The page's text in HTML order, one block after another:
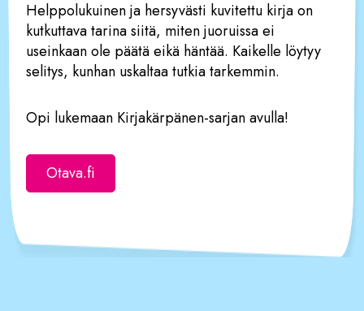
Helppolukuinen ja hersyvästi kuvitettu kirja on
kutkuttava tarina siitä, miten juoruissa ei
useinkaan ole päätä eikä häntää. Kaikelle löytyy
selitys, kunhan uskaltaa tutkia tarkemmin.
Opi lukemaan Kirjakärpänen-sarjan avulla!
Otava.fi